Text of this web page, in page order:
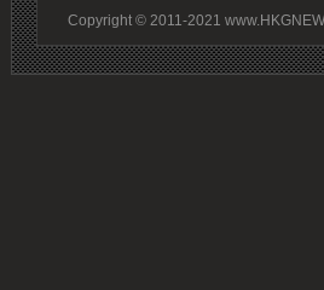
Copyright © 2011-2021